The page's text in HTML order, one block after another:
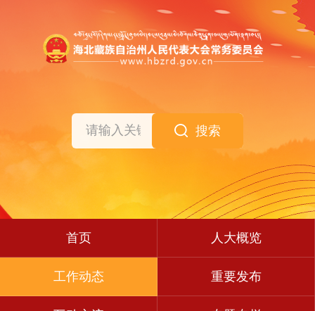
搜索
首页 人大概览
工作动态 重要发布